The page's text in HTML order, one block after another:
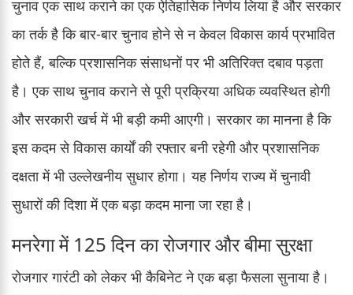
चुनाव एक साथ कराने का एक ऐतिहासिक निर्णय लिया है और सरकार
का तर्क है कि बार-बार चुनाव होने से न केवल विकास कार्य प्रभावित
होते हैं, बल्कि प्रशासनिक संसाधनों पर भी अतिरिक्त दबाव पड़ता
है। एक साथ चुनाव कराने से पूरी प्रक्रिया अधिक व्यवस्थित होगी
और सरकारी खर्च में भी बड़ी कमी आएगी। सरकार का मानना है कि
इस कदम से विकास कार्यों की रफ्तार बनी रहेगी और प्रशासनिक
दक्षता में भी उल्लेखनीय सुधार होगा। यह निर्णय राज्य में चुनावी
सुधारों की दिशा में एक बड़ा कदम माना जा रहा है।
मनरेगा में 125 दिन का रोजगार और बीमा सुरक्षा
रोजगार गारंटी को लेकर भी कैबिनेट ने एक बड़ा फैसला सुनाया है।